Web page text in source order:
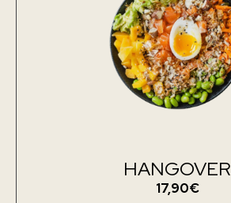
HANGOVER
17,90€